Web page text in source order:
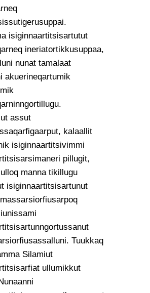
isiginnaartitsisartutut
ineriatortikkusuppaa,
nunat tamalaat
akuerineqartumik
assut
kalaallit
isiginnaartitsivimmi
pillugit,
manna tikillugu
isiginnaartitsisartunut
Tuukkaq
Silamiut
ullumikkut